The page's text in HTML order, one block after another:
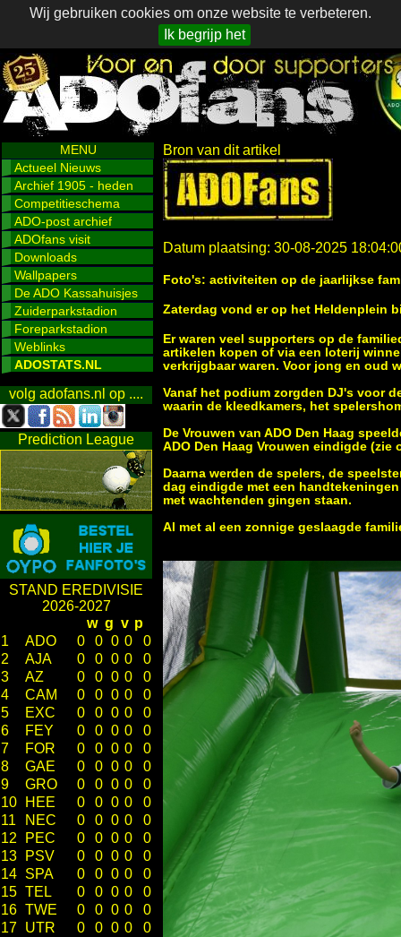
Wij gebruiken cookies om onze website te verbeteren.
Ik begrijp het
MENU
Actueel Nieuws
Archief 1905 - heden
Competitieschema
ADO-post archief
ADOfans visit
Downloads
Wallpapers
De ADO Kassahuisjes
Zuiderparkstadion
Foreparkstadion
Weblinks
ADOSTATS.NL
volg adofans.nl op ....
Prediction League
STAND EREDIVISIE
2026-2027
w g v p
1
ADO 0 0 0 0
0
2
AJA 0 0 0 0
0
3
AZ 0 0 0 0
0
4
CAM 0 0 0 0
0
5
EXC 0 0 0 0
0
6
FEY 0 0 0 0
0
7
FOR 0 0 0 0
0
8
GAE 0 0 0 0
0
9
GRO 0 0 0 0
0
10
HEE 0 0 0 0
0
11
NEC 0 0 0 0
0
12
PEC 0 0 0 0
0
13
PSV 0 0 0 0
0
14 SPA 0 0 0 0
0
15 TEL 0 0 0 0
0
16 TWE 0 0 0 0
0
17 UTR 0 0 0 0
0
Bron van dit artikel
Datum plaatsing: 30-08-2025
Foto's: activiteiten op de jaarlijkse
Zaterdag vond er op het Heldenplein
Er waren veel supporters op de
artikelen kopen of via een loterij
verkrijgbaar waren. Voor jong en oud
Vanaf het podium zorgden DJ's voor
waarin de kleedkamers, het
De Vrouwen van ADO Den Haag
ADO Den Haag Vrouwen eindigde
Daarna werden de spelers, de
dag eindigde met een
met wachtenden gingen staan.
Al met al een zonnige geslaagde